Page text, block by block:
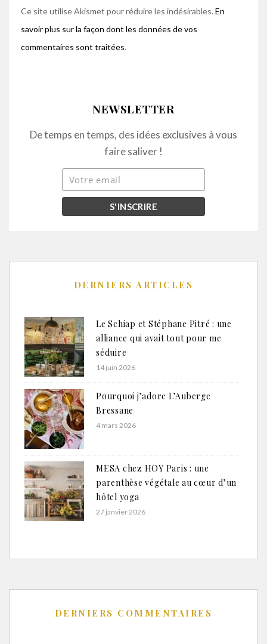
Ce site utilise Akismet pour réduire les indésirables. En
savoir plus sur la façon dont les données de vos
commentaires sont traitées.
NEWSLETTER
De temps en temps, des idées exclusives à vous
faire saliver !
DERNIERS ARTICLES
Le Schiap et Stéphane Pitré : une
alliance qui avait tout pour me
séduire
14 juin 2026
Pourquoi j’adore L’Auberge
Bressane
4 mars 2026
MESA chez HOY Paris : une
parenthèse végétale au cœur d’un
hôtel yoga
27 janvier 2026
DERNIERS COMMENTAIRES